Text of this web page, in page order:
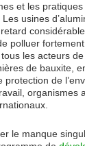
et les
Les usines
polluer fortement
les acteurs
de bauxite,
protection de
organismes
le manque